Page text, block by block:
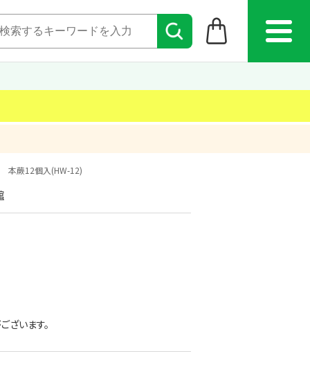
本蕨12個入(HW-12)
います。